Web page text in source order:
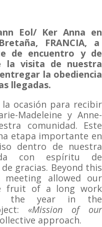
Eol/ Ker Anna en
FRANCIA, a
de encuentro y de
la visita de nuestra
la obediencia
llegadas.
ocasión para recibir
Madeleine y Anne-
comunidad. Este
etapa importante en
dentro de nuestra
con espíritu de
gracias. Beyond this
allowed our
fruit of a long work
the year in the
«Mission of our
approach.